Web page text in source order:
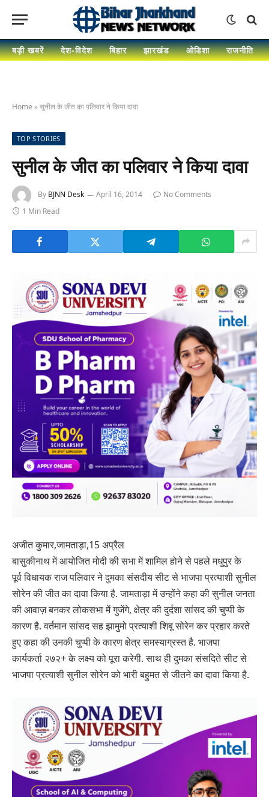
बड़ी खबरें देश-विदेश बिहार झारखंड ओडिशा राजनीति
Home »सुनील के जीत का पलिवार ने किया दावा
TOP STORIES
सुनील के जीत का पलिवार ने किया दावा
By BJNN Desk April 16, 2014
No Comments
1 Min Read
अजीत कुमार,जामताड़ा,15 अप्रैल
बासुकीनाथ में आयोजित मोदी की सभा में शामिल होने से पहले मधुपुर के
पूर्व विधायक राज पलिवार ने दुमका संसदीय सीट से भाजपा प्रत्याशी सुनील
सोरेन की जीत का दावा किया है. जामताड़ा में उन्होंने कहा की सुनील जनता
की आवाज़ बनकर लोकसभा में गुजेंगे, क्षेत्र की दुर्दशा सांसद की चुप्पी के
कारण है. वर्तमान सांसद सह झामुमो प्रत्याशी शिबू सोरेन कर प्रहार करते
हुए कहा की उनकी चुप्पी के कारण क्षेत्र समस्याग्रस्त है. भाजपा
कार्यकर्ता २७२+ के लक्ष्य को पूरा करेगी. साथ ही दुमका संसदिते सीट से
भाजपा प्रत्याशी सुनील सोरेन को भारी बहुमत से जीतने का दावा किया है.